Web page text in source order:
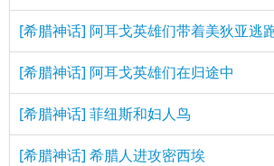
[希腊神话] 阿耳戈英雄们带着美狄亚逃
[希腊神话] 阿耳戈英雄们在归途中
[希腊神话] 菲纽斯和妇人鸟
[希腊神话] 希腊人进攻密西埃